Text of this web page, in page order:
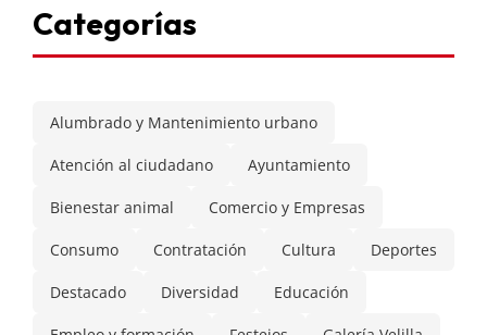
Categorías
Alumbrado y Mantenimiento urbano
Atención al ciudadano Ayuntamiento
Bienestar animal Comercio y Empresas
Consumo Contratación Cultura Deportes
Destacado Diversidad Educación